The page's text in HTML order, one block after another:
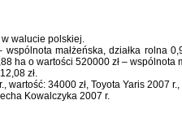
walucie polskiej.
małżeńska, działka rolna
ha o wartości 520000 zł – wspólnota
zł.
34000 zł, Toyota Yaris 2007 r.,
Kowalczyka 2007 r.